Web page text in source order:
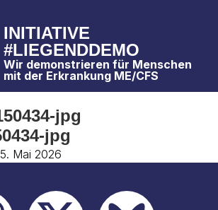
INITIATIVE
#LIEGENDDEMO
Wir demonstrieren für Menschen
mit der Erkrankung ME/CFS
jpg
jpg
Mai 2026